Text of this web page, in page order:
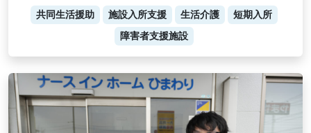
共同生活援助 施設入所支援 生活介護
短期入所
障害者支援施設